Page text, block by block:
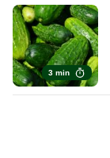
3 min